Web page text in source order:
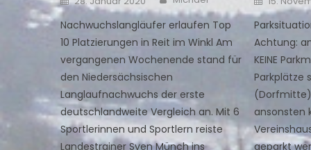
on
Nachwuchslangläufer erlaufen Top
10 Platzierungen in Reit im Winkl Am
vergangenen Wochenende stand für
den Niedersächsischen
Langlaufnachwuchs der erste
deutschlandweite Vergleich an. Mit 6
Sportlerinnen und Sportlern reiste
Landestrainer Sven Münch ins
on
Achtung:
KEINE
Parkplätze
ansonsten
geparkt